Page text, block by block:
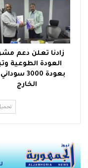
زادنا تعلن دعم
العودة الطوعية
بعودة 3000
الخارج